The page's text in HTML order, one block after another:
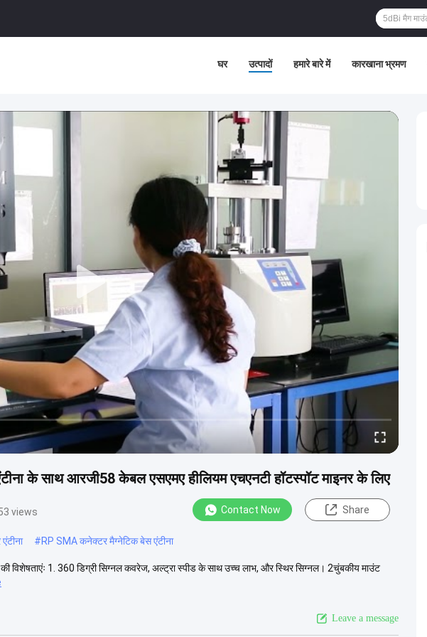
घर उत्पादों हमारे बारे में कारखाना भ्रमण
के साथ आरजी58 केबल एसएमए हीलियम एचएनटी हॉटस्पॉट माइनर के लिए
views Contact Now Share
#RP SMA कनेक्टर मैग्नेटिक बेस एंटीना
विशेषताएंः 1. 360 डिग्री सिग्नल कवरेज, अल्ट्रा स्पीड के साथ उच्च लाभ, और स्थिर सिग्नल। 2चुंबकीय माउंट
Leave a message